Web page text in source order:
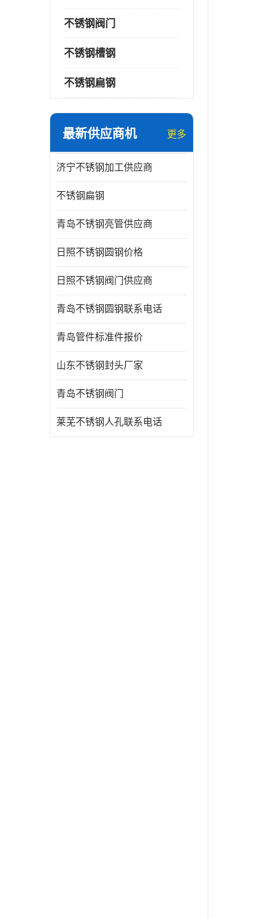
不锈钢阀门
不锈钢槽钢
不锈钢扁钢
最新供应商机 更多
济宁不锈钢加工供应商
不锈钢扁钢
青岛不锈钢亮管供应商
日照不锈钢圆钢价格
日照不锈钢阀门供应商
青岛不锈钢圆钢联系电话
青岛管件标准件报价
山东不锈钢封头厂家
青岛不锈钢阀门
莱芜不锈钢人孔联系电话